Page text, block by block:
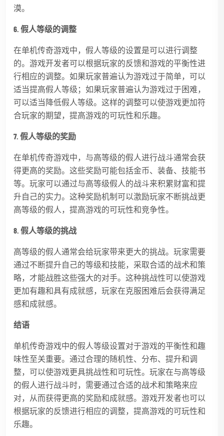
漠。
6. 假人等级的调整
在单机传奇游戏中，假人等级的设置是可以进行调整
的。游戏开发者可以根据玩家的反馈和游戏的平衡性进
行相应的调整。如果玩家普遍认为游戏过于简单，可以
适当提高假人等级；如果玩家普遍认为游戏过于困难，
可以适当降低假人等级。这样的调整可以使游戏更加符
合玩家的期望，提高游戏的可玩性和乐趣。
7. 假人等级的奖励
在单机传奇游戏中，与高等级的假人进行战斗通常会获
得更高的奖励。这些奖励可能包括金币、装备、技能书
等。玩家可以通过与高等级假人的战斗来积累财富和提
升自己的实力。这种奖励机制可以激励玩家不断挑战更
高等级的假人，提高游戏的可玩性和竞争性。
8. 假人等级的挑战
高等级的假人通常会给玩家带来更大的挑战。玩家需要
通过不断提升自己的等级和技能，采取合适的战术和策
略，才能战胜这些强大的对手。这种挑战性可以使游戏
更加有趣和具有成就感，玩家在克服困难后会获得满足
感和成就感。
结语
单机传奇游戏中的假人等级设置对于游戏的平衡性和趣
味性至关重要。通过合理的随机性、分布、提升和调
整，可以使游戏更具挑战性和可玩性。玩家在与高等级
的假人进行战斗时，需要通过合适的战术和策略来应
对，从而获得更高的奖励和成就感。游戏开发者也可以
根据玩家的反馈进行相应的调整，提高游戏的可玩性和
乐趣。